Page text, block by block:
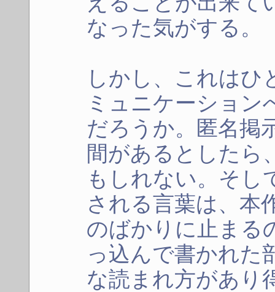
なった気がする。
しかし、これはひ
ミュニケーション
だろうか。匿名掲
間があるとしたら
もしれない。そし
される言葉は、本
のばかりに止まる
っ込んで書かれた
な読まれ方があり